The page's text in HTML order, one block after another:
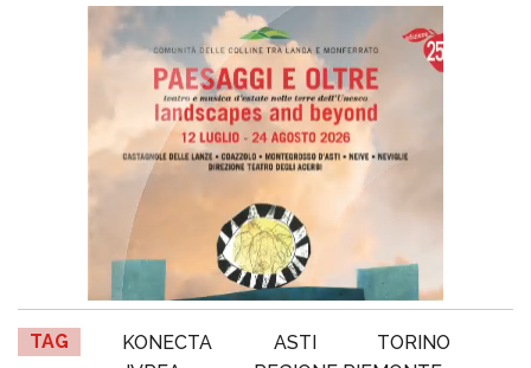
TAG KONECTA ASTI
TORINO